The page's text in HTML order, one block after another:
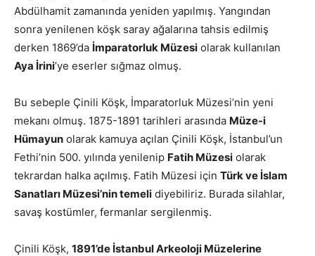
Abdülhamit zamanında yeniden yapılmış. Yangından
sonra yenilenen köşk saray ağalarına tahsis edilmiş
derken 1869’da İmparatorluk Müzesi olarak kullanılan
Aya İrini’ye eserler sığmaz olmuş.
Bu sebeple Çinili Köşk, İmparatorluk Müzesi’nin yeni
mekanı olmuş. 1875-1891 tarihleri arasında Müze-i
Hümayun olarak kamuya açılan Çinili Köşk, İstanbul’un
Fethi’nin 500. yılında yenilenip Fatih Müzesi olarak
tekrardan halka açılmış. Fatih Müzesi için Türk ve İslam
Sanatları Müzesi’nin temeli diyebiliriz. Burada silahlar,
savaş kostümler, fermanlar sergilenmiş.
Çinili Köşk, 1891’de İstanbul Arkeoloji Müzelerine